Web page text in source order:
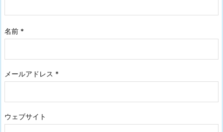
名前 *
メールアドレス *
ウェブサイト